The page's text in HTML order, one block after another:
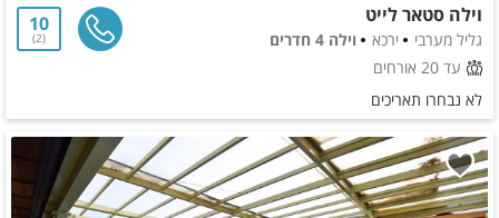
וילה סטאר לייט
גליל מערבי ירכא
וילה 4 חדרים
עד 20 אורחים
10
2
לא נבחרו תאריכים